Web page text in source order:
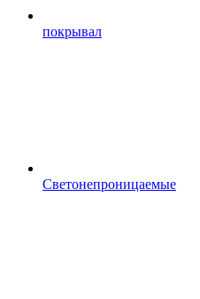
покрывал
Светонепроницаемые